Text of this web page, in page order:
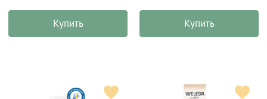
Купить Купить